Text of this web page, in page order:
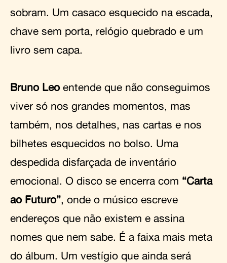
sobram. Um casaco esquecido na escada,
chave sem porta, relógio quebrado e um
livro sem capa.
Bruno Leoentende que não conseguimos
viver só nos grandes momentos, mas
também, nos detalhes, nas cartas e nos
bilhetes esquecidos no bolso. Uma
despedida disfarçada de inventário
emocional. O disco se encerra com “Carta
ao Futuro” , onde o músico escreve
endereços que não existem e assina
nomes que nem sabe. É a faixa mais meta
do álbum. Um vestígio que ainda será